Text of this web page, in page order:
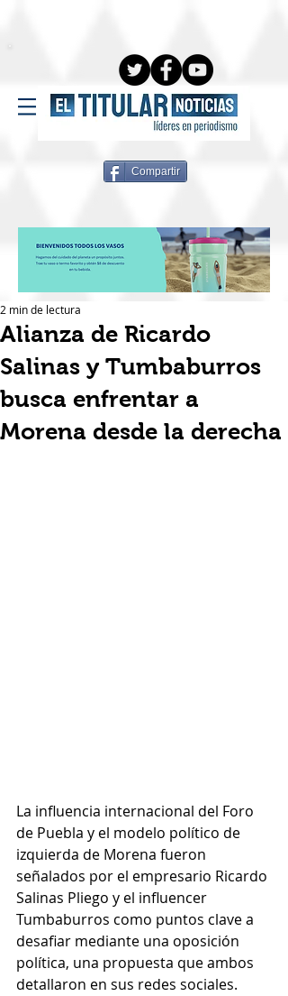
Compartir
Alianza de Ricardo
Salinas y Tumbaburros
busca enfrentar a
Morena desde la derecha
2 min de lectura
La influencia internacional del Foro
de Puebla y el modelo político de
izquierda de Morena fueron
señalados por el empresario Ricardo
Salinas Pliego y el influencer
Tumbaburros como puntos clave a
desafiar mediante una oposición
política, una propuesta que ambos
detallaron en sus redes sociales.